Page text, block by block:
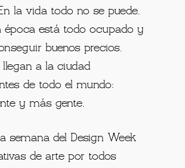
la vida todo no se puede.
época está todo ocupado y
buenos precios.
llegan a la ciudad
de todo el mundo:
y más gente.
semana del Design Week
de arte por todos